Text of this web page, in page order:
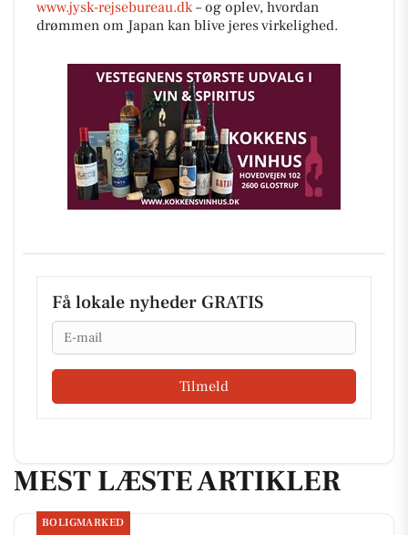
www.jysk-rejsebureau.dk– og oplev, hvordan
drømmen om Japan kan blive jeres virkelighed.
Få lokale nyheder GRATIS
Email
Tilmeld
MEST LÆSTE ARTIKLER
BOLIGMARKED